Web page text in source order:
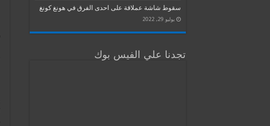
سقوط شاشة عملاقة على احدى الفرق في هونغ كونغ
يوليو 29, 2022
تجدنا علي الفيس بوك